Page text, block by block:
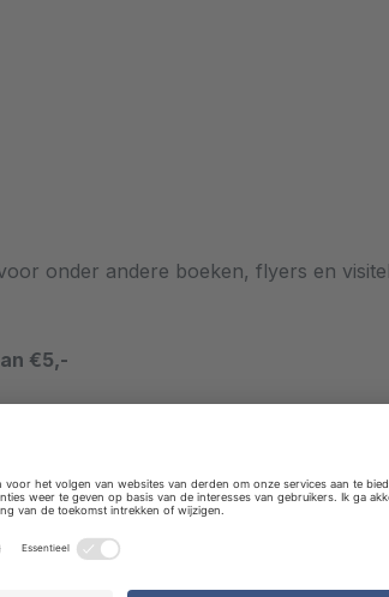
onder andere boeken, flyers en
€5,-
260 grams
200 grams